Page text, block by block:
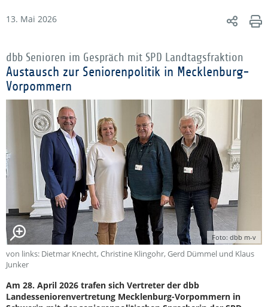
13. Mai 2026
dbb Senioren im Gespräch mit SPD Landtagsfraktion
Austausch zur Seniorenpolitik in Mecklenburg-
Vorpommern
Foto: dbb m-v
von links: Dietmar Knecht, Christine Klingohr, Gerd Dümmel und Klaus
Junker
Am 28. April 2026 trafen sich Vertreter der dbb
Landesseniorenvertretung Mecklenburg-Vorpommern in